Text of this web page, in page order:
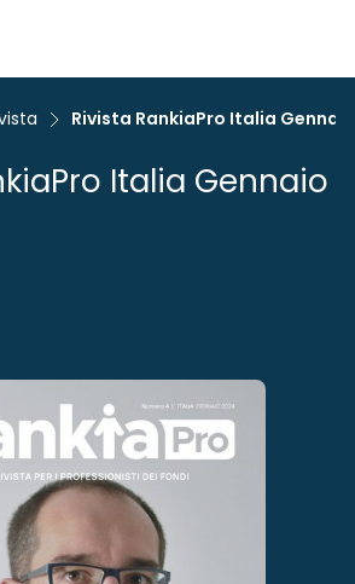
Rivista RankiaPro Italia
Italia Gennaio